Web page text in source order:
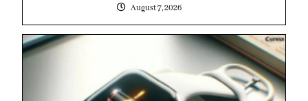
August 7, 2026